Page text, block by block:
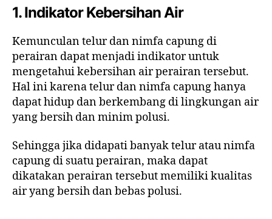
1.Indikator Kebersihan Air
Kemunculan telur dan nimfa capung di
perairan dapat menjadi indikator untuk
mengetahui kebersihan air perairan tersebut.
Hal ini karena telur dan nimfa capung hanya
dapat hidup dan berkembang di lingkungan air
yang bersih dan minim polusi.
Sehingga jika didapati banyak telur atau nimfa
capung di suatu perairan, maka dapat
dikatakan perairan tersebut memiliki kualitas
air yang bersih dan bebas polusi.